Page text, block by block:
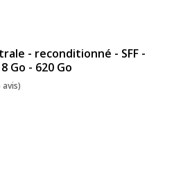
- reconditionné - SFF -
Go - 620 Go
avis)